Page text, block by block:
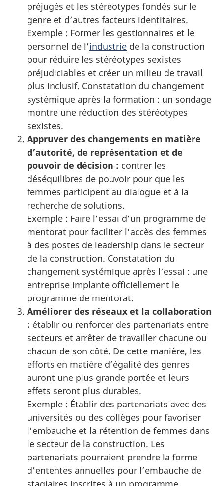
préjugés et les stéréotypes fondés sur le
genre et d’autres facteurs identitaires.
Exemple : Former les gestionnaires et le
personnel de l’industrie de la construction
pour réduire les stéréotypes sexistes
préjudiciables et créer un milieu de travail
plus inclusif. Constatation du changement
systémique après la formation : un sondage
montre une réduction des stéréotypes
sexistes.
Appruver des changements en matière
d’autorité, de représentation et de
pouvoir de décision : contrer les
déséquilibres de pouvoir pour que les
femmes participent au dialogue et à la
recherche de solutions.
Exemple : Faire l’essai d’un programme de
mentorat pour faciliter l’accès des femmes
à des postes de leadership dans le secteur
de la construction. Constatation du
changement systémique après l’essai : une
entreprise implante officiellement le
programme de mentorat.
Améliorer des réseaux et la collaboration
: établir ou renforcer des partenariats entre
secteurs et arrêter de travailler chacune ou
chacun de son côté. De cette manière, les
efforts en matière d’égalité des genres
auront une plus grande portée et leurs
effets seront plus durables.
Exemple : Établir des partenariats avec des
universités ou des collèges pour favoriser
l’embauche et la rétention de femmes dans
le secteur de la construction. Les
partenariats pourraient prendre la forme
d’ententes annuelles pour l’embauche de
stagiaires inscrites à un programme